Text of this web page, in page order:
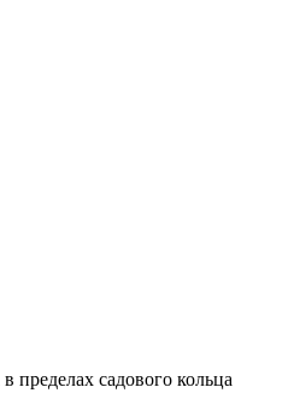
пределах садового кольца